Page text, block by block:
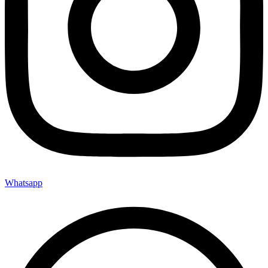
Whatsapp